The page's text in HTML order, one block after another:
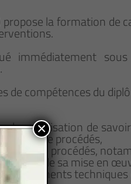
la formation de
immédiatement sous
de compétences du
la mobilisation de
de procédés,
de procédés,
gestion de sa mise en
documents
×